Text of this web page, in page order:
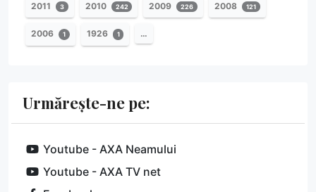
2011 3 2010 242 2009 226 2008 121
2006 1 1926 1 …
Urmărește-ne pe:
Youtube - AXA Neamului
Youtube - AXA TV net